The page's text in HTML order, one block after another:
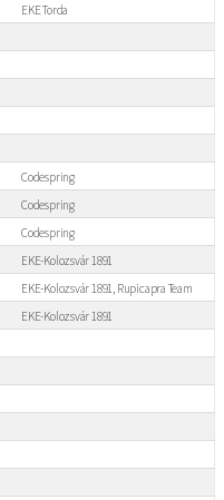
EKE Torda
Codespring
Codespring
Codespring
EKE-Kolozsvár 1891
EKE-Kolozsvár 1891, Rupicapra Team
EKE-Kolozsvár 1891